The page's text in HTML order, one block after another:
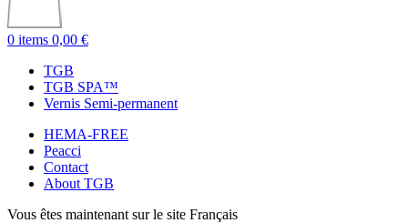
0 items 0,00 €
TGB
TGB SPA™
Vernis Semi-permanent
HEMA-FREE
Peacci
Contact
About TGB
Vous êtes maintenant sur le site Français